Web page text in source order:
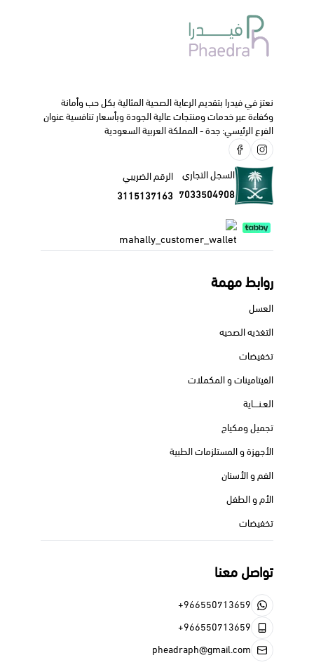
نعتز في فيدرا بتقديم الرعاية الصحية المثالية بكل حب وأمانة
وكفاءة عبر خدمات ومنتجات عالية الجودة وبأسعار تنافسية عنوان
الفرع الرئيسي: جدة - المملكة العربية السعودية
السجل التجاري
7033504908
الرقم الضريبي
3115137163
روابط مهمة
العسل
التغذيه الصحيه
تخفيضات
الفيتامينات و المكملات
العـنــــاية
تجميل ومكياج
الأجهزة و المستلزمات الطبية
الفم و الأسنان
الأم و الطفل
تخفيضات
تواصل معنا
+966550713659
+966550713659
pheadraph@gmail.com